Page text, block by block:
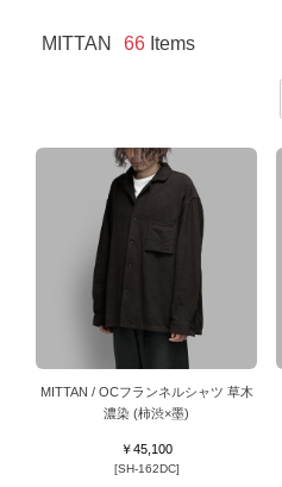
MITTAN 66 Items
MITTAN / OCフランネルシャツ 草木
濃染 (柿渋×墨)
￥45,100
[SH-162DC]